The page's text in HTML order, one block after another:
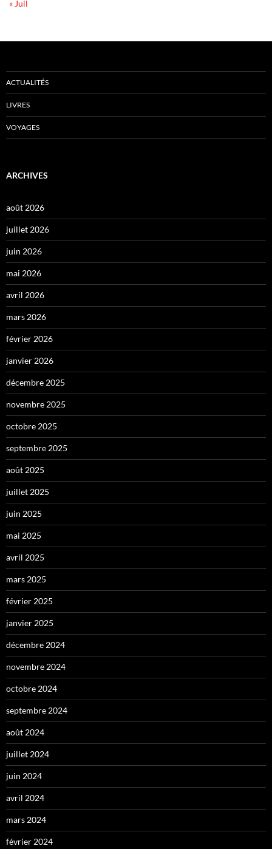
« Juil
ACTUALITÉS
LIVRES
VOYAGES
ARCHIVES
août 2026
juillet 2026
juin 2026
mai 2026
avril 2026
mars 2026
février 2026
janvier 2026
décembre 2025
novembre 2025
octobre 2025
septembre 2025
août 2025
juillet 2025
juin 2025
mai 2025
avril 2025
mars 2025
février 2025
janvier 2025
décembre 2024
novembre 2024
octobre 2024
septembre 2024
août 2024
juillet 2024
juin 2024
avril 2024
mars 2024
février 2024